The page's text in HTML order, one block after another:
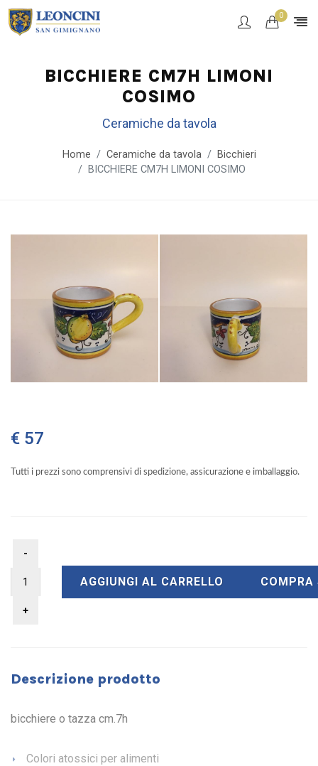
0
BICCHIERE CM7H LIMONI
COSIMO
Ceramiche da tavola
Home Ceramiche da tavola
Bicchieri
BICCHIERE CM7H LIMONI COSIMO
€ 57
Tutti i prezzi sono comprensivi di spedizione, assicurazione e imballaggio.
AGGIUNGI AL CARRELLO COMPRA
Descrizione prodotto
bicchiere o tazza cm.7h
Colori atossici per alimenti